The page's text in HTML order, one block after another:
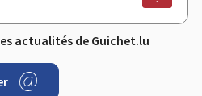
actualités de Guichet.lu